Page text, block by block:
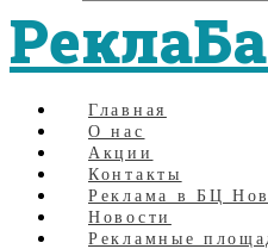
Главная
О нас
Акции
Контакты
Реклама в БЦ
Новости
Рекламные